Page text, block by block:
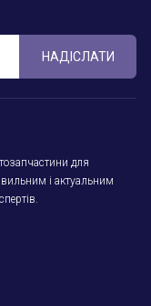
НАДІСЛАТИ
для
і актуальним